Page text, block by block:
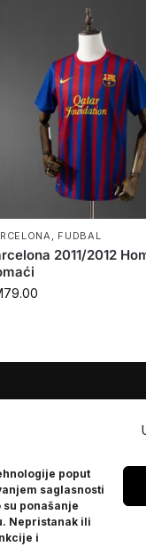
poput
saglasnosti
ponašanje
Nepristanak ili
i
FUDBAL
2011/2012
79.00